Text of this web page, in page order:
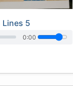
Lines 5
0:00